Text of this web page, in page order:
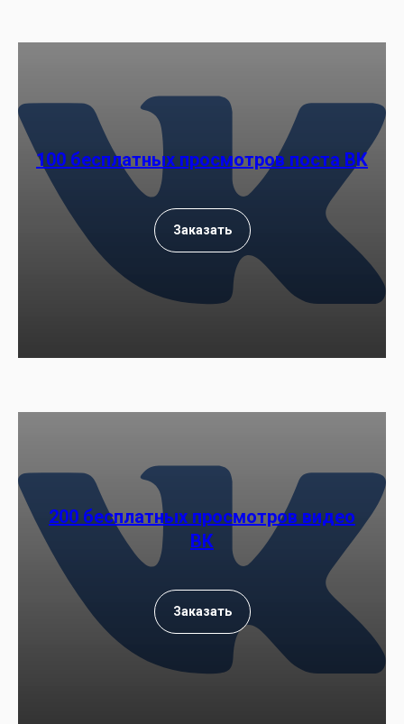
100 бесплатных просмотров поста ВК
Заказать
200 бесплатных просмотров видео
ВК
Заказать